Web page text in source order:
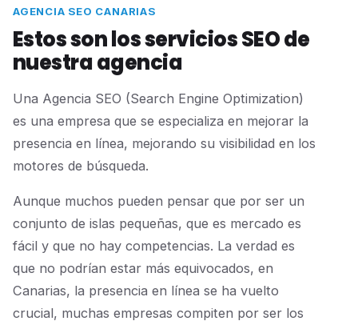
AGENCIA SEO CANARIAS
Estos son los servicios SEO de
nuestra agencia
Una Agencia SEO (Search Engine Optimization)
es una empresa que se especializa en mejorar la
presencia en línea, mejorando su visibilidad en los
motores de búsqueda.
Aunque muchos pueden pensar que por ser un
conjunto de islas pequeñas, que es mercado es
fácil y que no hay competencias. La verdad es
que no podrían estar más equivocados, en
Canarias, la presencia en línea se ha vuelto
crucial, muchas empresas compiten por ser los